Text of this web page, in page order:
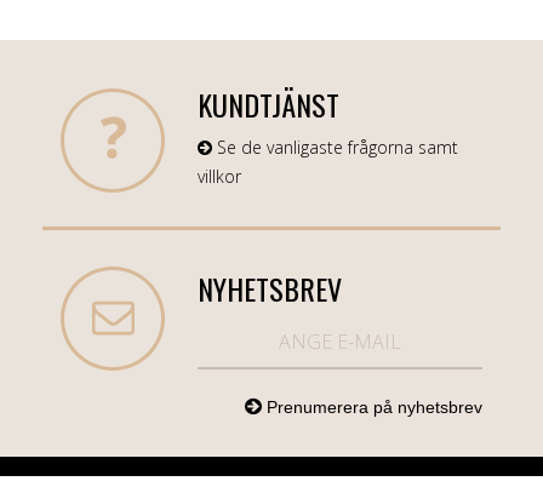
KUNDTJÄNST
Se de vanligaste frågorna samt
villkor
NYHETSBREV